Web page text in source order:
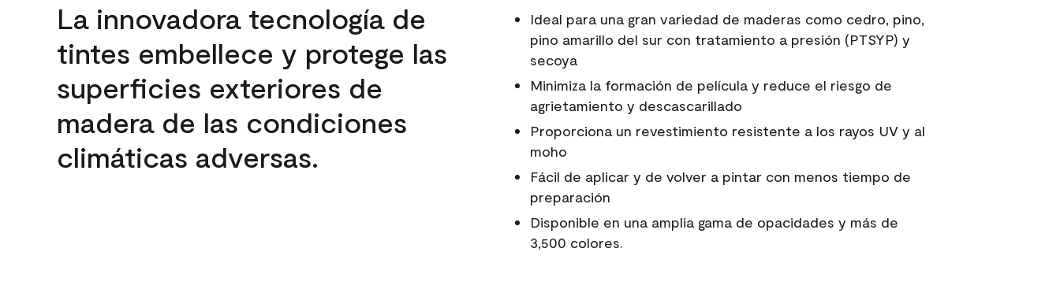
La innovadora tecnología de
tintes embellece y protege las
superficies exteriores de
madera de las condiciones
climáticas adversas.
Ideal para una gran variedad de maderas como cedro, pino,
pino amarillo del sur con tratamiento a presión (PTSYP) y
secoya
Minimiza la formación de película y reduce el riesgo de
agrietamiento y descascarillado
Proporciona un revestimiento resistente a los rayos UV y al
moho
Fácil de aplicar y de volver a pintar con menos tiempo de
preparación
Disponible en una amplia gama de opacidades y más de
3,500 colores.